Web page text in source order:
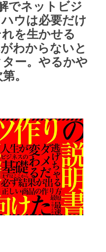
でネットビジ
ウは必要だけ
を生かせる
わからないと
ー。やるかや
。